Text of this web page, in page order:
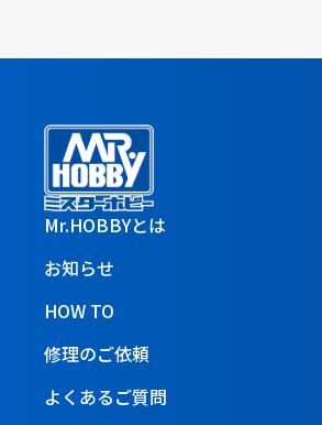
Mr.HOBBYとは
お知らせ
HOW TO
修理のご依頼
よくあるご質問